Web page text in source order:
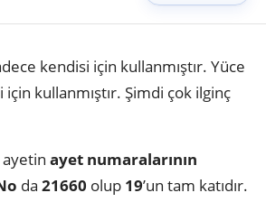
kendisi için kullanmıştır. Yüce
kullanmıştır. Şimdi çok ilginç
ayet numaralarının
da 21660 olup 19’un tam katıdır.